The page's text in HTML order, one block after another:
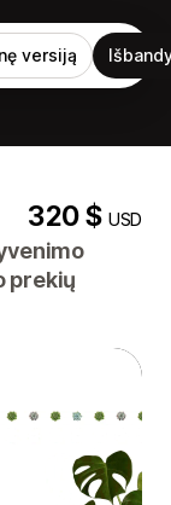
versiją
320 $USD
prekių